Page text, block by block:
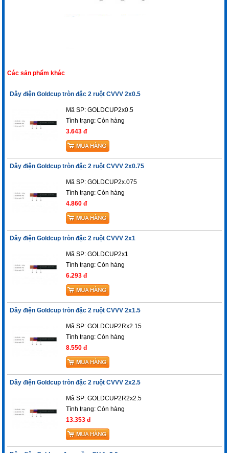
Các sản phẩm khác
Dây điện Goldcup tròn đặc 2 ruột CVVV 2x0.5
Mã SP: GOLDCUP2x0.5
Tình trạng:Còn hàng
3.643 đ
Dây điện Goldcup tròn đặc 2 ruột CVVV 2x0.75
Mã SP: GOLDCUP2x.075
Tình trạng:Còn hàng
4.860 đ
Dây điện Goldcup tròn đặc 2 ruột CVVV 2x1
Mã SP: GOLDCUP2x1
Tình trạng:Còn hàng
6.293 đ
Dây điện Goldcup tròn đặc 2 ruột CVVV 2x1.5
Mã SP: GOLDCUP2Rx2.15
Tình trạng:Còn hàng
8.550 đ
Dây điện Goldcup tròn đặc 2 ruột CVVV 2x2.5
Mã SP: GOLDCUP2R2x2.5
Tình trạng:Còn hàng
13.353 đ